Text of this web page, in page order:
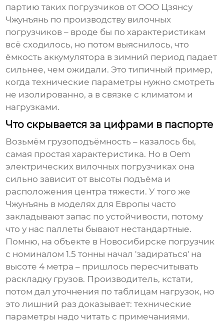
партию таких погрузчиков от ООО Цзянсу
Чжунъянь по производству вилочных
погрузчиков – вроде бы по характеристикам
всё сходилось, но потом выяснилось, что
ёмкость аккумулятора в зимний период падает
сильнее, чем ожидали. Это типичный пример,
когда технические параметры нужно смотреть
не изолированно, а в связке с климатом и
нагрузками.
Что скрывается за цифрами в паспорте
Возьмём грузоподъёмность – казалось бы,
самая простая характеристика. Но в Oem
электрических вилочных погрузчиках она
сильно зависит от высоты подъёма и
расположения центра тяжести. У того же
Чжунъянь в моделях для Европы часто
закладывают запас по устойчивости, потому
что у нас паллеты бывают нестандартные.
Помню, на объекте в Новосибирске погрузчик
с номиналом 1.5 тонны начал 'задираться' на
высоте 4 метра – пришлось пересчитывать
раскладку грузов. Производитель, кстати,
потом дал уточнения по таблицам нагрузок, но
это лишний раз доказывает: технические
параметры надо читать с примечаниями.